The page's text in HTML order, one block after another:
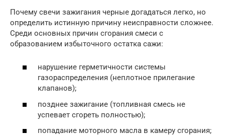
Почему свечи зажигания черные догадаться легко, но
определить истинную причину неисправности сложнее.
Среди основных причин сгорания смеси с
образованием избыточного остатка сажи:
нарушение герметичности системы
газораспределения (неплотное прилегание
клапанов);
позднее зажигание (топливная смесь не
успевает сгореть полностью);
попадание моторного масла в камеру сгорания;